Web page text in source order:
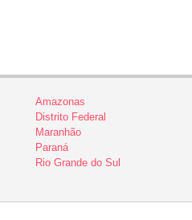
Amazonas
Distrito Federal
Maranhão
Paraná
Rio Grande do Sul